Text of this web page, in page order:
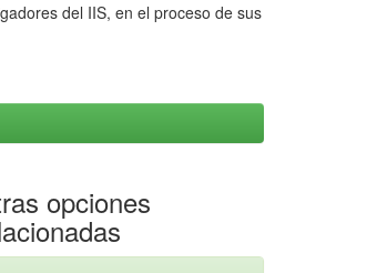
del IIS, en el proceso de sus
opciones